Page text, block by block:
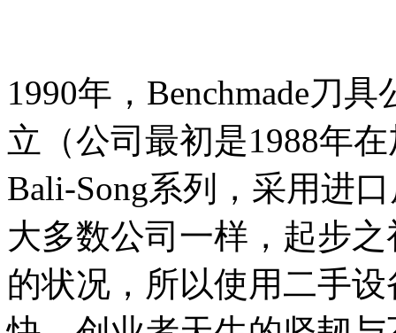
1990年，Benchmade刀
立（公司最初是1988年
Bali-Song系列，采用进
大多数公司一样，起步
的状况，所以使用二手